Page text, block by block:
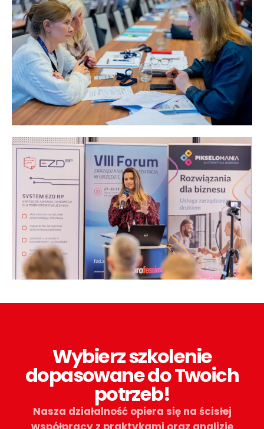
Wybierz szkolenie
dopasowane do Twoich
potrzeb!
Nasza działalność opiera się na ścisłej